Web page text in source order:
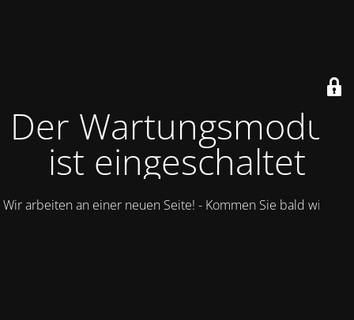
Der Wartungsmodus
ist eingeschaltet
Wir arbeiten an einer neuen Seite! - Kommen Sie bald wieder.